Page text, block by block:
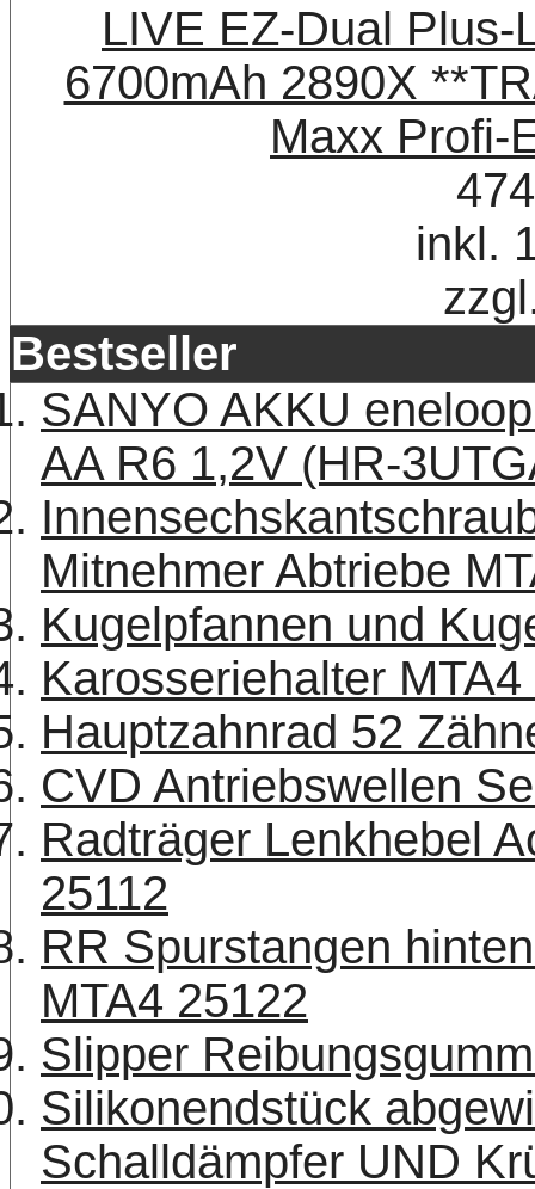
LIVE EZ-Dual Plus-
6700mAh 2890X
Maxx Profi-
inkl.
Bestseller
SANYO AKKU
AA R6 1,2V (HR-
Mitnehmer Abtriebe
Kugelpfannen und
Karosseriehalter
Hauptzahnrad 52
CVD Antriebswellen
Radträger Lenkhebel
25112
RR Spurstangen
MTA4 25122
Slipper
Silikonendstück
Schalldämpfer UND